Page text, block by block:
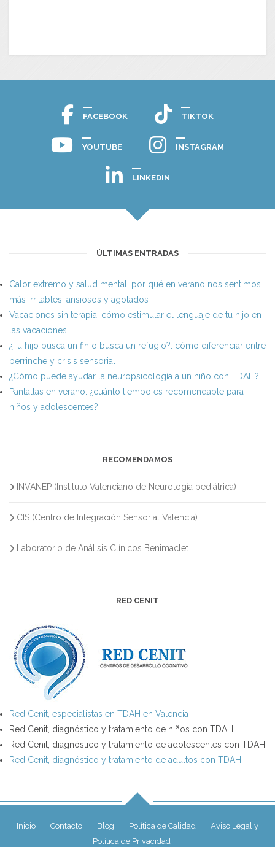
FACEBOOK TIKTOK
YOUTUBE INSTAGRAM
LINKEDIN
ÚLTIMAS ENTRADAS
Calor extremo y salud mental: por qué en verano nos sentimos
más irritables, ansiosos y agotados
Vacaciones sin terapia: cómo estimular el lenguaje de tu hijo en
las vacaciones
¿Tu hijo busca un fin o busca un refugio?: cómo diferenciar entre
berrinche y crisis sensorial
¿Cómo puede ayudar la neuropsicología a un niño con TDAH?
Pantallas en verano: ¿cuánto tiempo es recomendable para
niños y adolescentes?
RECOMENDAMOS
INVANEP (Instituto Valenciano de Neurología pediátrica)
CIS (Centro de Integración Sensorial Valencia)
Laboratorio de Análisis Clínicos Benimaclet
RED CENIT
Red Cenit, especialistas en TDAH en Valencia
Red Cenit, diagnóstico y tratamiento de niños con TDAH
Red Cenit, diagnóstico y tratamiento de adolescentes con TDAH
Red Cenit, diagnóstico y tratamiento de adultos con TDAH
Inicio Contacto Blog Política de Calidad
Aviso Legal y
Política de Privacidad